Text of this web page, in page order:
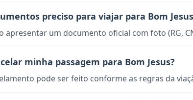
preciso para viajar para Bom
apresentar um documento oficial com foto (RG,
minha passagem para Bom Jesus?
pode ser feito conforme as regras da